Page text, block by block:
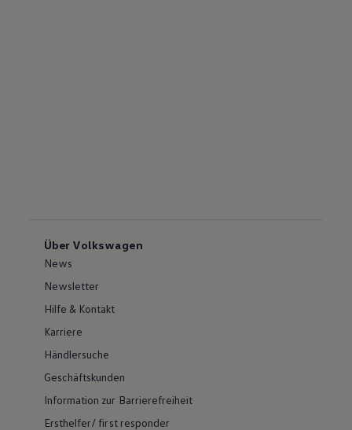
Über Volkswagen
News
Newsletter
Hilfe & Kontakt
Karriere
Händlersuche
Geschäftskunden
Information zur Barrierefreiheit
Ersthelfer/ first responder